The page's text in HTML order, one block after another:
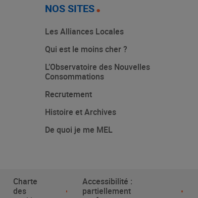
NOS SITES
Les Alliances Locales
Qui est le moins cher ?
L’Observatoire des Nouvelles
Consommations
Recrutement
Histoire et Archives
De quoi je me MEL
Charte
des
Accessibilité :
partiellement